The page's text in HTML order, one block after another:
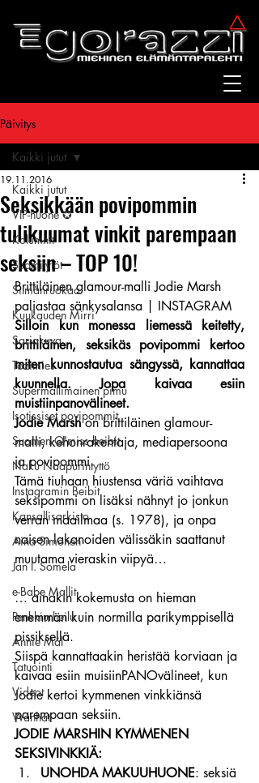
Päivitys
Kaikki jutut
VIP-huone ✪
Kolumnit
Suomitytöt
Silmänruokaa
Kuukauden Mirri
Sarjakuva
Tozimies
Supermallimainen pimu
Isotissiset povipommit
Suomen Q'miss beibit
Naku Naapurintyttö
Instagramin Beibit
Kansallisarkisto
Aina Simonen
Jan I. Somela
e-Babe Mallit
Penkkiurheilu
Annie Mål
Tatuointi
Videot
Wanhat
Kaikki jutut
Seksikkään povipommin
tulikuumat vinkit parempaan
seksiin – TOP 10!
19.11.2016
Brittiläinen glamour-malli Jodie Marsh
paljastaa sänkysalansa | INSTAGRAM
Silloin kun monessa liemessä keitetty,
brittiläinen, seksikäs povipommi kertoo
miten kunnostautua sängyssä, kannattaa
kuunnella. Jopa kaivaa esiin
muistiinpanovälineet.
Jodie Marsh on brittiläinen glamour-
malli, kehonrakentaja, mediapersoona
ja povipommi.
Tämä tiuhaan hiustensa väriä vaihtava
seksipommi on lisäksi nähnyt jo jonkun
verran maailmaa (s. 1978), ja onpa
naisen lakanoiden välissäkin saattanut
muutama vieraskin viipyä…
… ainakin kokemusta on hieman
enemmän kuin normilla parikymppisellä
pissiksellä.
Siispä kannattaakin heristää korviaan ja
kaivaa esiin muisiinPANOvälineet, kun
Jodie kertoi kymmenen vinkkiänsä
parempaan seksiin.
JODIE MARSHIN KYMMENEN
SEKSIVINKKIÄ:
UNOHDA MAKUUHUONE: seksiä